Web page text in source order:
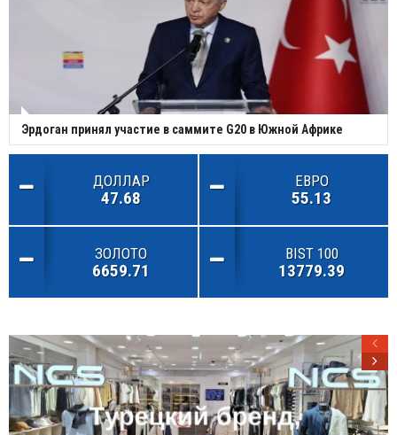
Эрдоган принял участие в саммите G20 в Южной Африке
ДОЛЛАР
47.68
ЕВРО
55.13
ЗОЛОТО
6659.71
BIST 100
13779.39